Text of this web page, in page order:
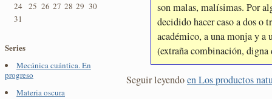
24
25 26 27 28 29 30
31
Series
Mecánica cuántica. En
progreso
Materia oscura
son malas, malísimas. Por
decidido hacer caso a dos o
académico, a una monja y a
(extraña combinación,
Seguir leyendoen Los productos